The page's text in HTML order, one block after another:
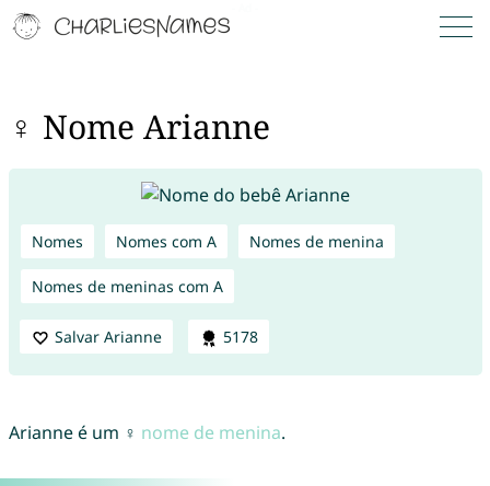
♀ Nome Arianne
Nomes Nomes com A Nomes de menina
Nomes de meninas com A
Salvar Arianne 5178
Arianne é um ♀ nome de menina.